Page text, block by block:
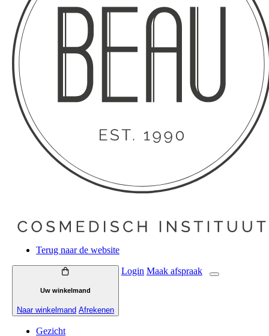
Terug naar de website
Uw winkelmand
Naar winkelmand Afrekenen
Login Maak afspraak
Gezicht